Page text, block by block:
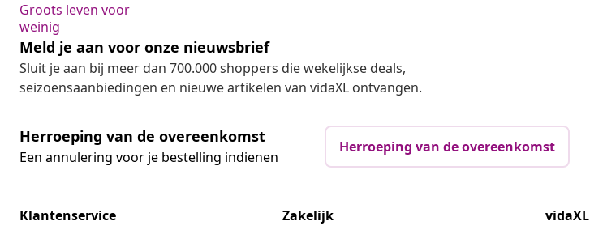
Groots leven voor
weinig
Meld je aan voor onze nieuwsbrief
Sluit je aan bij meer dan 700.000 shoppers die wekelijkse deals,
seizoensaanbiedingen en nieuwe artikelen van vidaXL ontvangen.
Herroeping van de overeenkomst
Een annulering voor je bestelling indienen
Herroeping van de overeenkomst
Klantenservice
Zakelijk
vidaXL